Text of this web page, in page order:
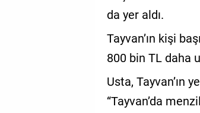
da yer aldı.
Tayvan’ın kişi
800 bin TL daha
Usta, Tayvan’ın
“Tayvan’da